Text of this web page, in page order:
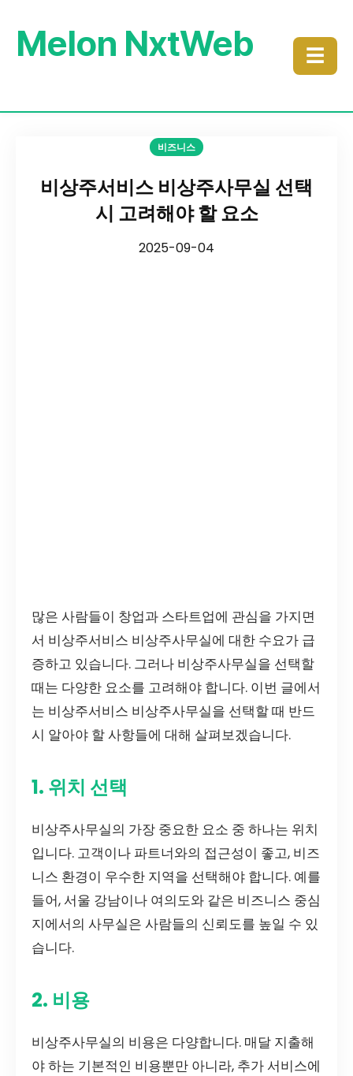
Melon NxtWeb ☰
비즈니스
비상주서비스 비상주사무실 선택
시 고려해야 할 요소
2025-09-04
많은 사람들이 창업과 스타트업에 관심을 가지면
서 비상주서비스 비상주사무실에 대한 수요가 급
증하고 있습니다. 그러나 비상주사무실을 선택할
때는 다양한 요소를 고려해야 합니다. 이번 글에서
는 비상주서비스 비상주사무실을 선택할 때 반드
시 알아야 할 사항들에 대해 살펴보겠습니다.
1. 위치 선택
비상주사무실의 가장 중요한 요소 중 하나는 위치
입니다. 고객이나 파트너와의 접근성이 좋고, 비즈
니스 환경이 우수한 지역을 선택해야 합니다. 예를
들어, 서울 강남이나 여의도와 같은 비즈니스 중심
지에서의 사무실은 사람들의 신뢰도를 높일 수 있
습니다.
2. 비용
비상주사무실의 비용은 다양합니다. 매달 지출해
야 하는 기본적인 비용뿐만 아니라, 추가 서비스에